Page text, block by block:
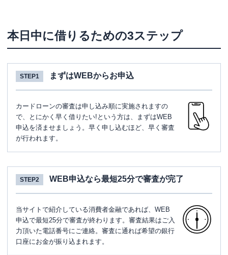
本日中に借りるための3ステップ
STEP1 まずはWEBからお申込
カードローンの審査は申し込み順に実施されますの
で、とにかく早く借りたい!という方は、まずはWEB
申込を済ませましょう。早く申し込むほど、早く審査
が行われます。
STEP2 WEB申込なら最短25分で審査が完了
当サイトで紹介している消費者金融であれば、WEB
申込で最短25分で審査が終わります。審査結果はご入
力頂いた電話番号にご連絡。審査に通れば希望の銀行
口座にお金が振り込まれます。